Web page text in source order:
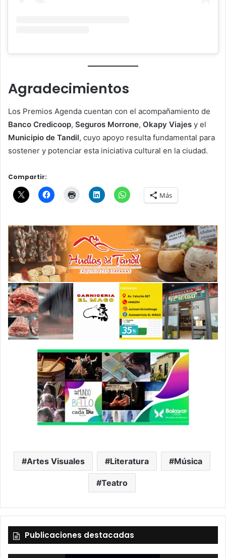
Agradecimientos
Los Premios Agenda cuentan con el acompañamiento de
Banco Credicoop, Seguros Morrone, Okapy Viajes y el
Municipio de Tandil, cuyo apoyo resulta fundamental para
sostener y potenciar esta iniciativa cultural en la ciudad.
Compartir:
Más
Artes Visuales Literatura Música
Teatro
Publicaciones destacadas